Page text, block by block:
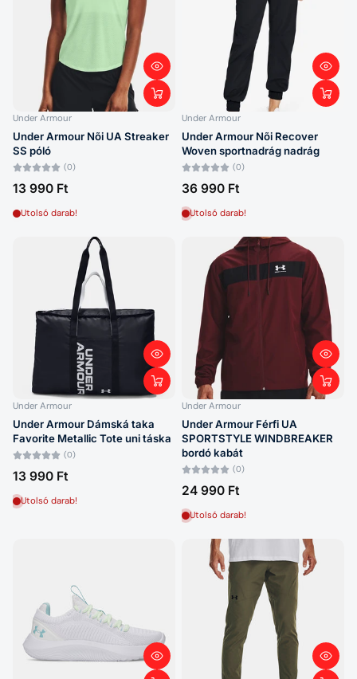
Under Armour
Under Armour Nõi UA Streaker
SS póló
(0)
13 990 Ft
Utolsó darab!
Under Armour
Under Armour Nõi Recover
Woven sportnadrág nadrág
(0)
36 990 Ft
Utolsó darab!
Under Armour
Under Armour Dámská taka
Favorite Metallic Tote uni táska
(0)
13 990 Ft
Utolsó darab!
Under Armour
Under Armour Férfi UA
SPORTSTYLE WINDBREAKER
bordó kabát
(0)
24 990 Ft
Utolsó darab!